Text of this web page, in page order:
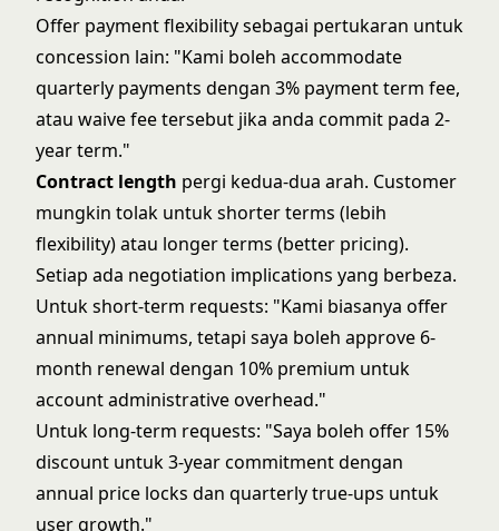
Offer payment flexibility sebagai pertukaran untuk
concession lain: "Kami boleh accommodate
quarterly payments dengan 3% payment term fee,
atau waive fee tersebut jika anda commit pada 2-
year term."
Contract length pergi kedua-dua arah. Customer
mungkin tolak untuk shorter terms (lebih
flexibility) atau longer terms (better pricing).
Setiap ada negotiation implications yang berbeza.
Untuk short-term requests: "Kami biasanya offer
annual minimums, tetapi saya boleh approve 6-
month renewal dengan 10% premium untuk
account administrative overhead."
Untuk long-term requests: "Saya boleh offer 15%
discount untuk 3-year commitment dengan
annual price locks dan quarterly true-ups untuk
user growth."